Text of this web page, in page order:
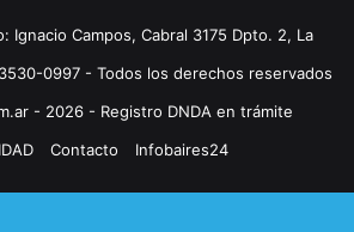
Ignacio Campos, Cabral 3175 Dpto. 2, La
0997 - Todos los derechos reservados
- 2026 - Registro DNDA en trámite
Contacto Infobaires24